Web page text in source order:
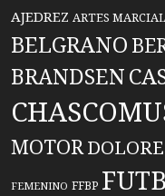
AJEDREZ ARTES
BELGRANO
BRANDSEN
MOTOR
FEMENINO FFBP